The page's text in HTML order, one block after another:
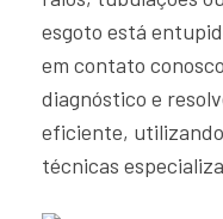
esgoto está
em contato
diagnóstico e
eficiente,
técnicas